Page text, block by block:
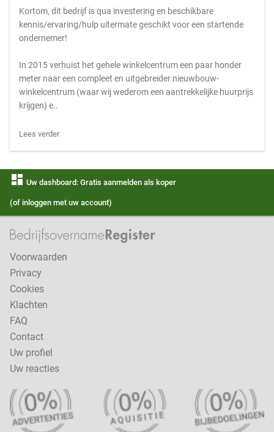
Kortom, dit bedrijf is qua investering en beschikbare
kennis/ervaring/hulp uitermate geschikt voor een startende
ondernemer!
In 2015 verhuist het gehele winkelcentrum een paar honder
meter naar een compleet en uitgebreider nieuwbouw-
winkelcentrum (waar wij wederom een aantrekkelijke huurprijs
krijgen) e..
Lees verder
dashboard Uw dashboard: Gratis aanmelden als koper
(of inloggen met uw account)
Voorwaarden
Privacy
Cookies
Klachten
FAQ
Contact
Uw profiel
Uw reacties